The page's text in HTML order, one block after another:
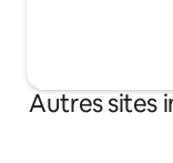
Autres sites